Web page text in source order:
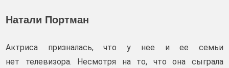
Натали Портман
Актриса призналась, что у нее и ее семьи
нет телевизора. Несмотря на то, что она сыграла